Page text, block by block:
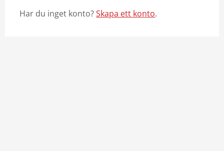
Har du inget konto?Skapa ett konto.